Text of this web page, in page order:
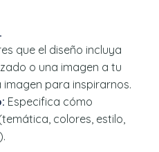
que el diseño incluya
o una imagen a tu
imagen para inspirarnos.
Especifica cómo
colores, estilo,